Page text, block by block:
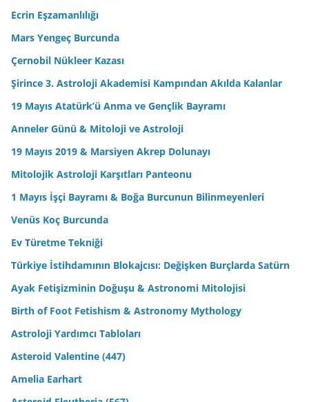
Ecrin Eşzamanlılığı
Mars Yengeç Burcunda
Çernobil Nükleer Kazası
Şirince 3. Astroloji Akademisi Kampından Akılda Kalanlar
19 Mayıs Atatürk’ü Anma ve Gençlik Bayramı
Anneler Günü & Mitoloji ve Astroloji
19 Mayıs 2019 & Marsiyen Akrep Dolunayı
Mitolojik Astroloji Karşıtları Panteonu
1 Mayıs İşçi Bayramı & Boğa Burcunun Bilinmeyenleri
Venüs Koç Burcunda
Ev Türetme Tekniği
Türkiye İstihdamının Blokajcısı: Değişken Burçlarda Satürn
Ayak Fetişizminin Doğuşu & Astronomi Mitolojisi
Birth of Foot Fetishism & Astronomy Mythology
Astroloji Yardımcı Tabloları
Asteroid Valentine (447)
Amelia Earhart